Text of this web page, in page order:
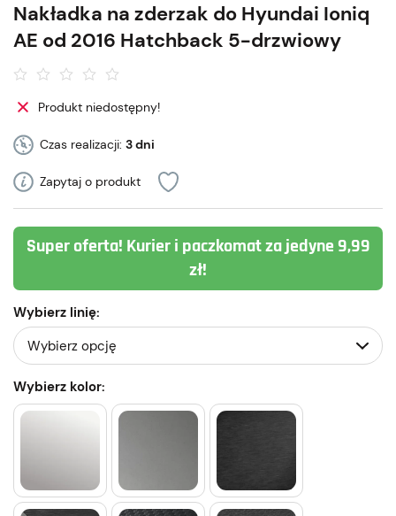
Nakładka na zderzak do Hyundai Ioniq
AE od 2016 Hatchback 5-drzwiowy
Produkt niedostępny!
Czas realizacji: 3 dni
Zapytaj o produkt
Super oferta! Kurier i paczkomat za jedyne 9,99
zł!
Wybierz linię:
Wybierz kolor: